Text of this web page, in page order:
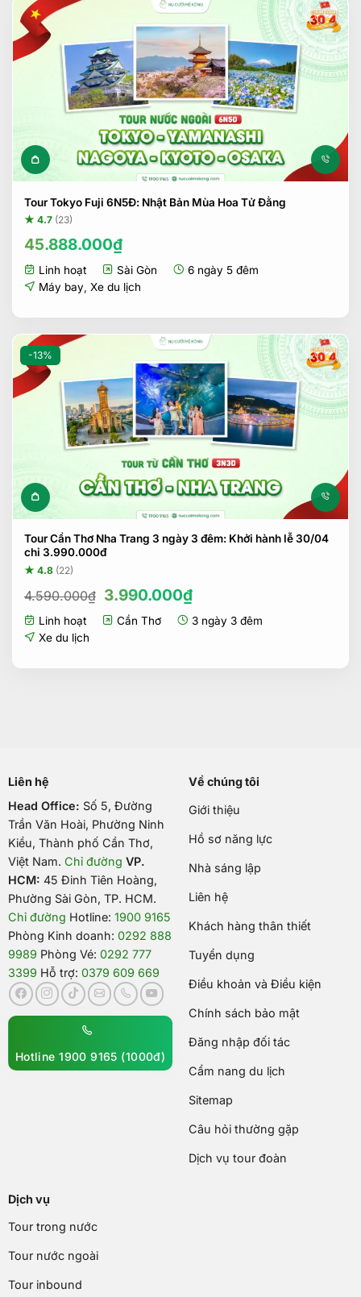
Tour Tokyo Fuji 6N5Đ: Nhật Bản Mùa Hoa Tử Đằng
★ 4.7 (23)
45.888.000₫
Linh hoạt Sài Gòn
6 ngày 5 đêm
Máy bay Xe du lịch
-13%
Tour Cần Thơ Nha Trang 3 ngày 3 đêm: Khởi hành lễ 30/04
chỉ 3.990.000đ
★ 4.8 (22)
4.590.000₫ Giá
là:
3.990.000₫Giá
hiện
tại
Linh hoạt Cần Thơ
3 ngày 3 đêm
Xe du lịch
Liên hệ
Head Office: Số 5, Đường
Trần Văn Hoài, Phường Ninh
Kiều, Thành phố Cần Thơ,
Việt Nam. Chỉ đường VP.
HCM: 45 Đinh Tiên Hoàng,
Phường Sài Gòn, TP. HCM.
Chỉ đường Hotline: 1900 9165
Phòng Kinh doanh: 0292 888
9989 Phòng Vé: 0292 777
3399 Hỗ trợ: 0379 609 669
Hotline 1900 9165 (1000đ)
Về chúng tôi
Giới thiệu
Hồ sơ năng lực
Nhà sáng lập
Liên hệ
Khách hàng thân thiết
Tuyển dụng
Điều khoản và Điều kiện
Chính sách bảo mật
Đăng nhập đối tác
Cẩm nang du lịch
Sitemap
Câu hỏi thường gặp
Dịch vụ tour đoàn
Dịch vụ
Tour trong nước
Tour nước ngoài
Tour inbound